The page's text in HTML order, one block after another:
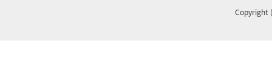
Copyright